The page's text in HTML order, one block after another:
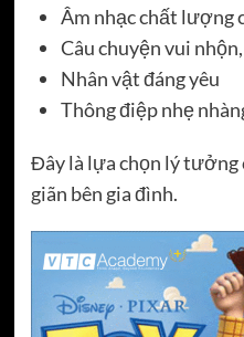
Âm nhạc chất lượng
Câu chuyện vui
Nhân vật đáng yêu
Thông điệp nhẹ
Đây là lựa chọn lý
giãn bên gia đình.